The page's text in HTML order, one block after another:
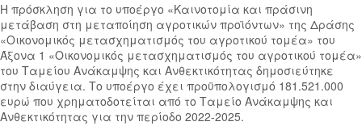
Η πρόσκληση για το υποέργο «Καινοτομία και πράσινη
μετάβαση στη μεταποίηση αγροτικών προϊόντων» της Δράσης
«Οικονομικός μετασχηματισμός του αγροτικού τομέα» του
Άξονα 1 «Οικονομικός μετασχηματισμός του αγροτικού τομέα»
του Ταμείου Ανάκαμψης και Ανθεκτικότητας δημοσιεύτηκε
στην διαύγεια. Το υποέργο έχει προϋπολογισμό 181.521.000
ευρώ που χρηματοδοτείται από το Ταμείο Ανάκαμψης και
Ανθεκτικότητας για την περίοδο 2022-2025.